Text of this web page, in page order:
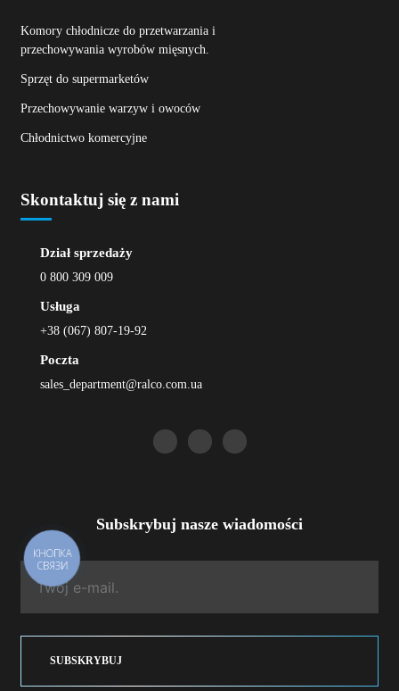
Komory chłodnicze do przetwarzania i
przechowywania wyrobów mięsnych.
Sprzęt do supermarketów
Przechowywanie warzyw i owoców
Chłodnictwo komercyjne
Skontaktuj się z nami
Dział sprzedaży
0 800 309 009
Usługa
+38 (067) 807-19-92
Poczta
sales_department@ralco.com.ua
Subskrybuj nasze wiadomości
SUBSKRYBUJ
КНОПКА
СВЯЗИ